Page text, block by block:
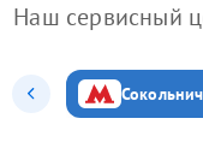
Наш сервисный